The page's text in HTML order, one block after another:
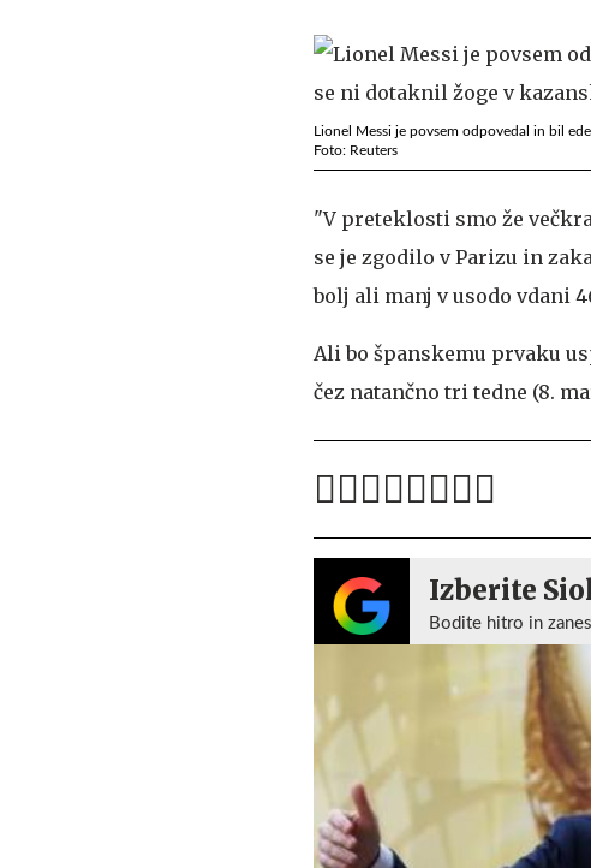
Lionel Messi je povsem odpovedal in bil
Foto: Reuters
"V preteklosti smo že
se je zgodilo v Parizu in
bolj ali manj v usodo vdani
Ali bo španskemu prvaku
čez natančno tri tedne (8.
Izberite
Bodite hitro in